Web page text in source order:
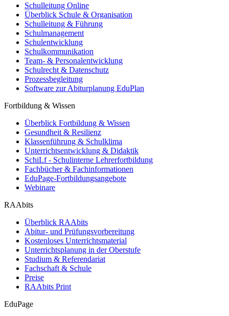
Schulleitung Online
Überblick Schule & Organisation
Schulleitung & Führung
Schulmanagement
Schulentwicklung
Schulkommunikation
Team- & Personalentwicklung
Schulrecht & Datenschutz
Prozessbegleitung
Software zur Abiturplanung EduPlan
Fortbildung & Wissen
Überblick Fortbildung & Wissen
Gesundheit & Resilienz
Klassenführung & Schulklima
Unterrichtsentwicklung & Didaktik
SchiLf - Schulinterne Lehrerfortbildung
Fachbücher & Fachinformationen
EduPage-Fortbildungsangebote
Webinare
RAAbits
Überblick RAAbits
Abitur- und Prüfungsvorbereitung
Kostenloses Unterrichtsmaterial
Unterrichtsplanung in der Oberstufe
Studium & Referendariat
Fachschaft & Schule
Preise
RAAbits Print
EduPage